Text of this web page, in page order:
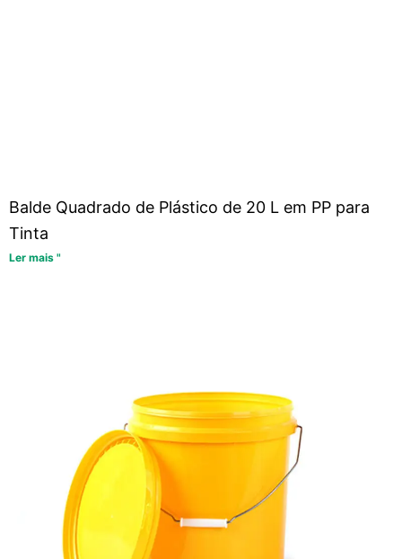
Balde Quadrado de Plástico de 20 L em PP para
Tinta
Ler mais "